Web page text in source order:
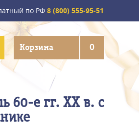
по РФ 8 (800) 555-95-51
Корзина 0
60-е гг. XX в. с